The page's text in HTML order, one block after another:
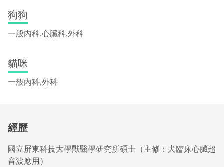
狗狗
一般內科,心臟科,外科
貓咪
一般內科,外科
經歷
國立屏東科技大學獸醫學研究所碩士（主修：犬臨床心臟超
音波應用）